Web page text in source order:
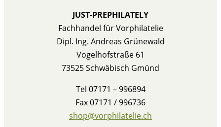
JUST-PREPHILATELY
Fachhandel für Vorphilatelie
Dipl. Ing. Andreas Grünewald
Vogelhofstraße 61
73525 Schwäbisch Gmünd
Tel 07171 – 996894
Fax 07171 / 996736
shop@vorphilatelie.ch